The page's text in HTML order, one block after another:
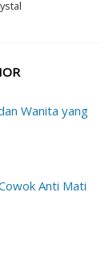
Wanita yang
Anti Mati